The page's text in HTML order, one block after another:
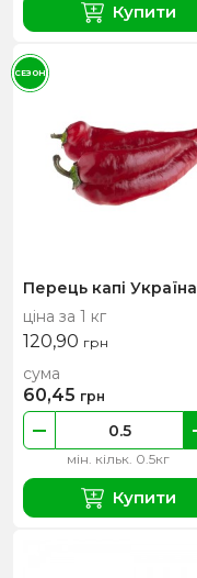
Купити
Перець капі Україна
ціна за 1 кг
120,90 грн
мін. кільк. 0.5кг
сума
60,45 грн
Купити
СЕЗОН